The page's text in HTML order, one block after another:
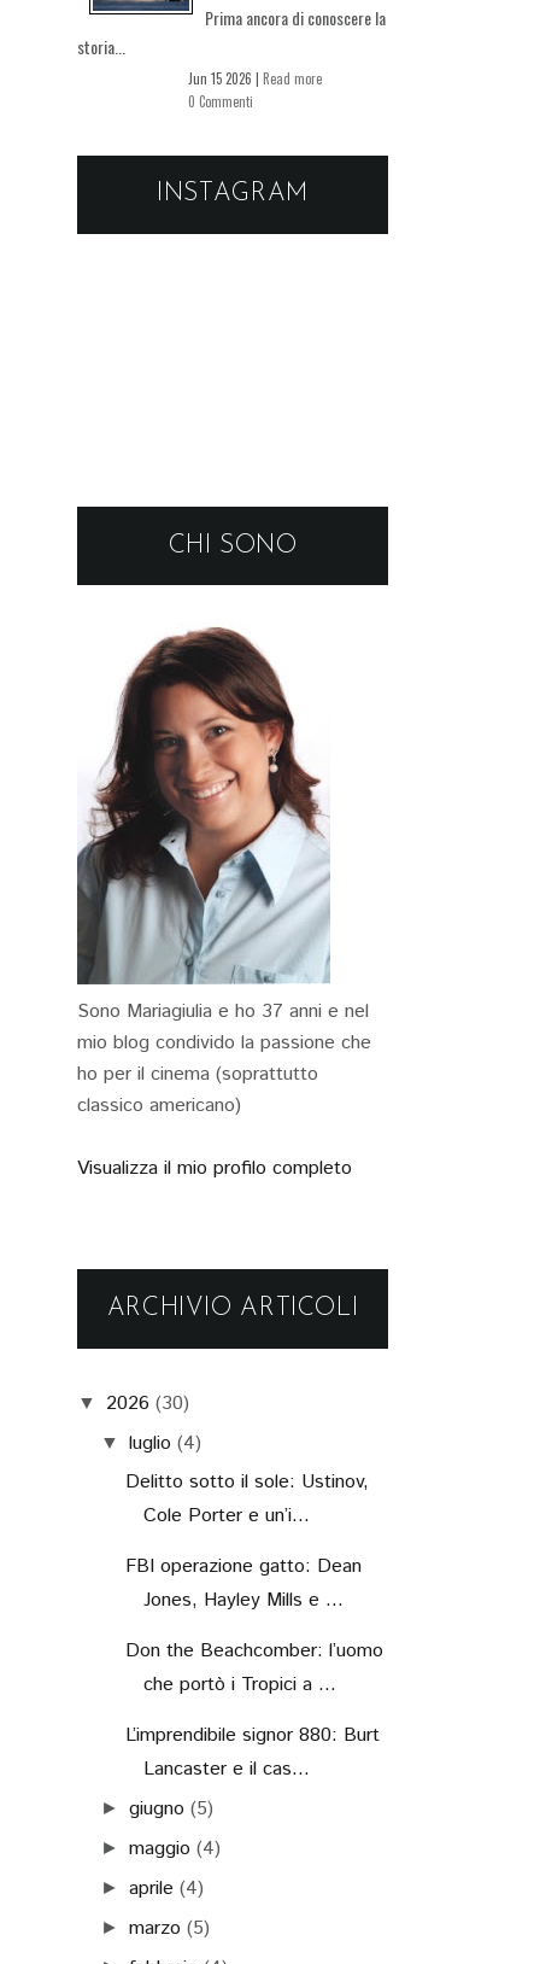
Prima ancora di conoscere la
storia...
Jun 15 2026 | Read more
0 Commenti
INSTAGRAM
CHI SONO
Sono Mariagiulia e ho 37 anni e nel
mio blog condivido la passione che
ho per il cinema (soprattutto
classico americano)
Visualizza il mio profilo completo
ARCHIVIO ARTICOLI
▼ 2026 (30)
▼ luglio (4)
Delitto sotto il sole: Ustinov,
Cole Porter e un’i...
FBI operazione gatto: Dean
Jones, Hayley Mills e ...
Don the Beachcomber: l’uomo
che portò i Tropici a ...
L’imprendibile signor 880: Burt
Lancaster e il cas...
►giugno (5)
►maggio (4)
►aprile (4)
►marzo (5)